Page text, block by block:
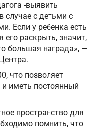
-выявить
случае с детьми с
Если у ребенка есть
его раскрыть, значит,
большая награда», —
что позволяет
и иметь постоянный
пространство для
помнить, что